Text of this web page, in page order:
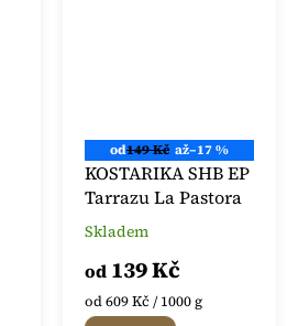
od149 Kč až–17 %
KOSTARIKA SHB EP
Tarrazu La Pastora
Průměrné
produktu
je
5,0
Skladem
od 139 Kč
Měrná
cena:
od 609 Kč / 1000 g